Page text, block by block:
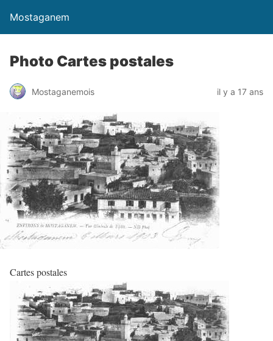
Mostaganem
Photo Cartes postales
Mostaganemois il y a 17 ans
Cartes postales